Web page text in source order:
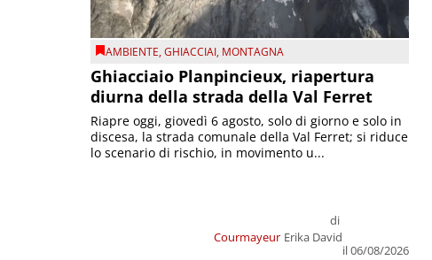
AMBIENTE,GHIACCIAI, MONTAGNA
Ghiacciaio Planpincieux, riapertura
diurna della strada della Val Ferret
Courmayeur
di
Erika David
il 06/08/2026
Riapre oggi, giovedì 6 agosto, solo di giorno e solo in
discesa, la strada comunale della Val Ferret; si riduce
lo scenario di rischio, in movimento u...